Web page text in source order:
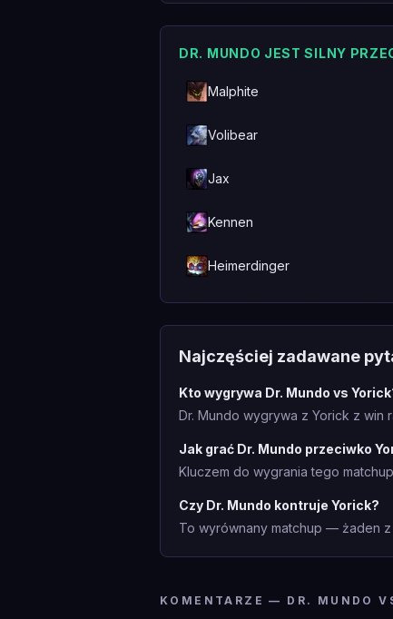
DR. MUNDO JEST SILNY
Malphite
Volibear
Jax
Kennen
Heimerdinger
Najczęściej zadawane
Kto wygrywa Dr. Mundo vs
Dr. Mundo wygrywa z Yorick z win
Jak grać Dr. Mundo przeciwko
Kluczem do wygrania tego
Czy Dr. Mundo kontruje Yorick?
To wyrównany matchup — żaden
KOMENTARZE — DR. MUNDO